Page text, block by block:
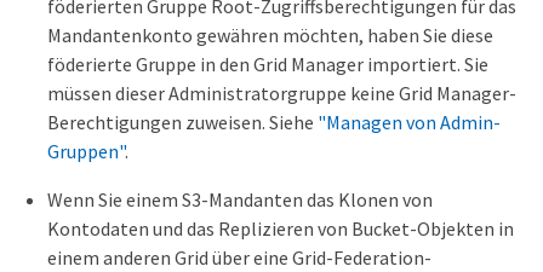
föderierten Gruppe Root-Zugriffsberechtigungen für das
Mandantenkonto gewähren möchten, haben Sie diese
föderierte Gruppe in den Grid Manager importiert. Sie
müssen dieser Administratorgruppe keine Grid Manager-
Berechtigungen zuweisen. Siehe "Managen von Admin-
Gruppen".
Wenn Sie einem S3-Mandanten das Klonen von
Kontodaten und das Replizieren von Bucket-Objekten in
einem anderen Grid über eine Grid-Federation-